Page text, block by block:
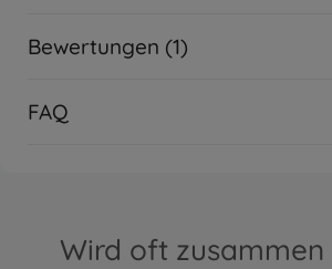
Bewertungen (1)
FAQ
Wird oft